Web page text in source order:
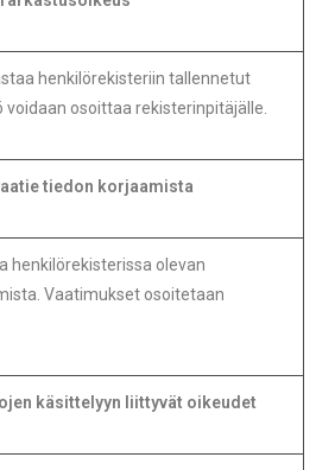
henkilörekisteriin tallennetut
osoittaa rekisterinpitäjälle.
tiedon korjaamista
henkilörekisterissa olevan
Vaatimukset osoitetaan
käsittelyyn liittyvät oikeudet